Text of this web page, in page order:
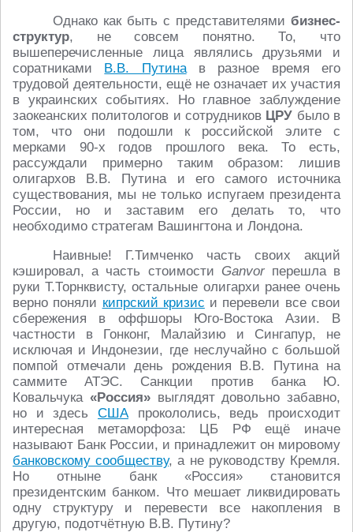
Однако как быть с представителями бизнес-
структур, не совсем понятно. То, что
вышеперечисленные лица являлись друзьями и
соратниками В.В. Путинав разное время его
трудовой деятельности, ещё не означает их участия
в украинских событиях. Но главное заблуждение
заокеанских политологов и сотрудников ЦРУ было в
том, что они подошли к российской элите с
мерками 90-х годов прошлого века. То есть,
рассуждали примерно таким образом: лишив
олигархов В.В. Путина и его самого источника
существования, мы не только испугаем президента
России, но и заставим его делать то, что
необходимо стратегам Вашингтона и Лондона.
Наивные! Г.Тимченко часть своих акций
кэшировал, а часть стоимости Ganvorперешла в
руки Т.Торнквисту, остальные олигархи ранее очень
верно поняли кипрский кризис и перевели все свои
сбережения в оффшоры Юго-Востока Азии. В
частности в Гонконг, Малайзию и Сингапур, не
исключая и Индонезии, где неслучайно с большой
помпой отмечали день рождения В.В. Путина на
саммите АТЭС. Санкции против банка Ю.
Ковальчука «Россия»выглядят довольно забавно,
но и здесь СШАпрокололись, ведь происходит
интересная метаморфоза: ЦБ РФ ещё иначе
называют Банк России, и принадлежит он мировому
банковскому сообществу, а не руководству Кремля.
Но отныне банк «Россия» становится
президентским банком. Что мешает ликвидировать
одну структуру и перевести все накопления в
другую, подотчётную В.В. Путину?